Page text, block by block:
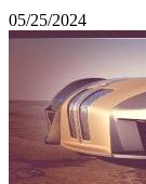
05/25/2024